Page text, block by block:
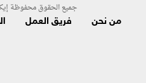
جميع الحقوق محفوظة
من نحن فريق العمل